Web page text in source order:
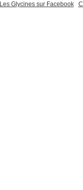
Les Glycines sur Facebook